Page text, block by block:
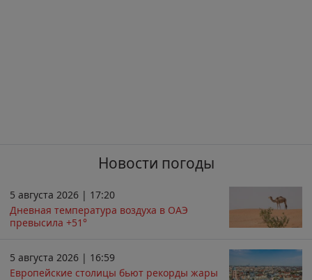
Новости погоды
5 августа 2026 | 17:20
Дневная температура воздуха в ОАЭ
превысила +51°
5 августа 2026 | 16:59
Европейские столицы бьют рекорды жары